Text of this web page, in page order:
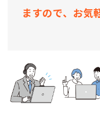
ますので、お気